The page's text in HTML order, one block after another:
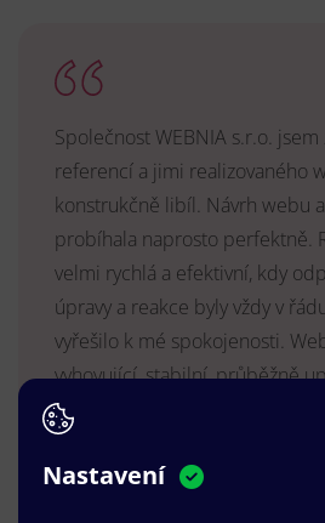
Společnost WEBNIA s.r.o.
referencí a jimi realizovaného
konstrukčně libíl. Návrh webu
probíhala naprosto perfektně.
velmi rychlá a efektivní, kdy
úpravy a reakce byly vždy v
vyřešilo k mé spokojenosti.
vyhovující, stabilní, průběžně
na pozitivním vnímání naší
MUDr. Radek Vyšohlíd
VENART s.r.o.
Nastavení